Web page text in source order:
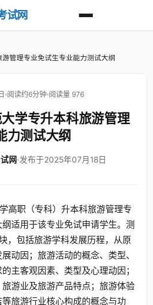
试网
管理专业免试生专业能力测试大纲
阅读约6分钟 阅读量 976
学专升本科旅游管理
力测试大纲
网·发布于2025年07月18日
高职（专科）升本科旅游管理专
适用于该专业免试申请学生。测
，包括旅游学科发展历程，从原
动因；旅游活动的概念、类型、
主客观因素、类型及心理动因；
游业及旅游产品特点；旅游体验
旅游行业核心构成的概念与功